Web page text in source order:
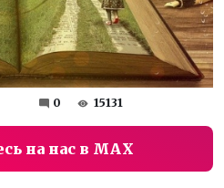
0 15131
на нас в MAX